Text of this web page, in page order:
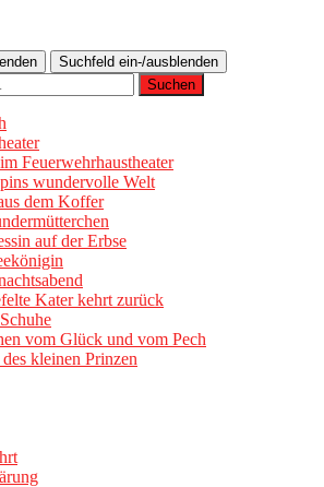
Suchfeld ein-/ausblenden
Feuerwehrhaustheater
wundervolle Welt
dem Koffer
auf der Erbse
Kater kehrt zurück
vom Glück und vom Pech
kleinen Prinzen